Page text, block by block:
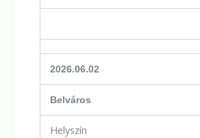
2026.06.02
Belváros
Helyszín